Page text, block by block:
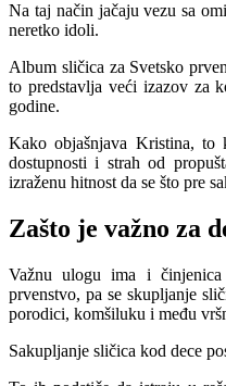
Na taj način jačaju vezu sa
neretko idoli.
Album sličica za Svetsko
to predstavlja veći izazov za
godine.
Kako objašnjava Kristina, to
dostupnosti i strah od
izraženu hitnost da se što pre
Zašto je važno za
Važnu ulogu ima i
prvenstvo, pa se skupljanje
porodici, komšiluku i među
Sakupljanje sličica kod dece